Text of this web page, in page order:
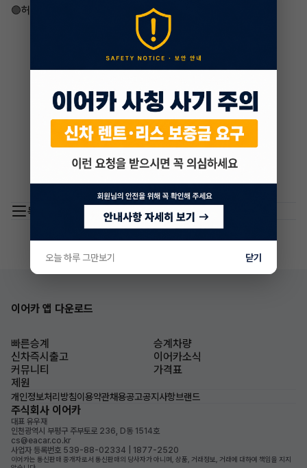
🟣허위매물없음
목록 이동
이어카 앱 다운로드
빠른승계
승계차량
신차즉시출고
이어카소식
커뮤니티
가격표
제원
개인정보처리방침이용약관채용공고공지사항브랜드
주식회사 이어카
대표 유우재
인천광역시 부평구 주부토로 236, D동 1514호
cs@eacar.co.kr
사업자 등록번호 539-88-02334 | 1877-2520
이어카는 통신판매 중개자로서 통신판매의 당사자가 아니며, 상품, 거래정보, 거래에 대하여 책임을 지지
오늘 하루 그만보기 닫기